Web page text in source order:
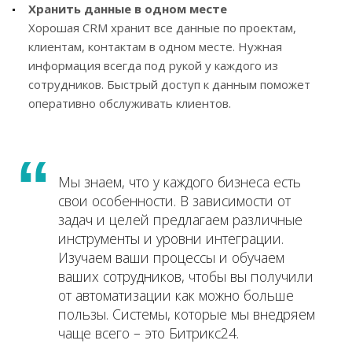
Хранить данные в одном месте
Хорошая CRM хранит все данные по проектам,
клиентам, контактам в одном месте. Нужная
информация всегда под рукой у каждого из
сотрудников. Быстрый доступ к данным поможет
оперативно обслуживать клиентов.
Мы знаем, что у каждого бизнеса есть
свои особенности. В зависимости от
задач и целей предлагаем различные
инструменты и уровни интеграции.
Изучаем ваши процессы и обучаем
ваших сотрудников, чтобы вы получили
от автоматизации как можно больше
пользы. Системы, которые мы внедряем
чаще всего – это Битрикс24.